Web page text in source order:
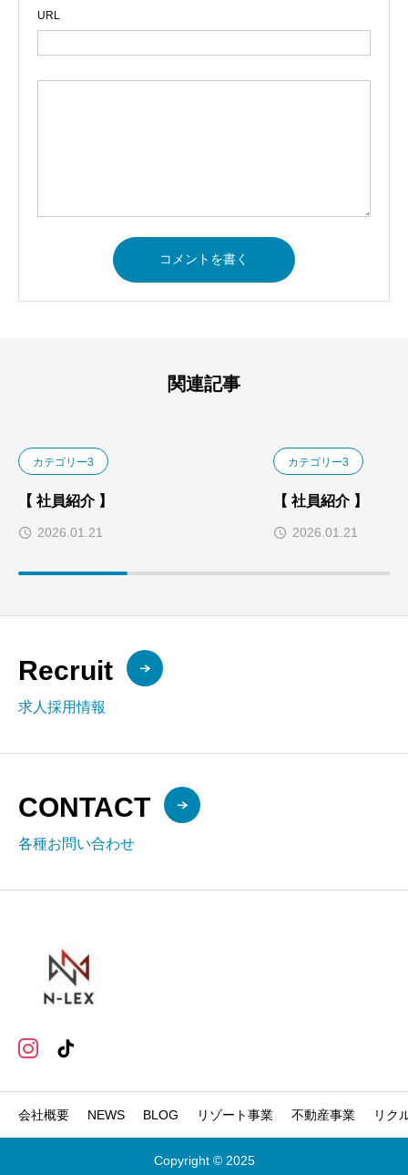
URL
関連記事
カテゴリー3
【 社員紹介 】
2026.01.21
カテゴリー3
【 社員紹介 】
2026.01.21
Recruit
求人採用情報
CONTACT
各種お問い合わせ
会社概要 NEWS BLOG リゾート事業 不動産事業 リク
Copyright © 2025